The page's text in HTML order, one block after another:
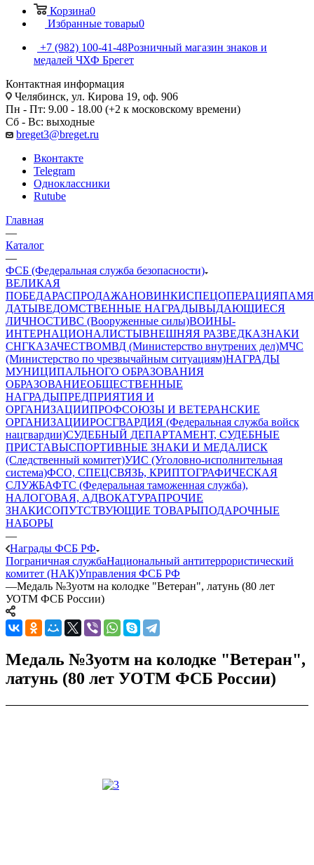
Корзина0
Избранные товары0
+7 (982) 100-41-48Розничный магазин знаков и
медалей ЧХФ Брегет
Контактная информация
Челябинск, ул. Кирова 19, оф. 906
Пн - Пт: 9.00 - 18.00 (+2 к московскому времени)
Сб - Вс: выходные
breget3@breget.ru
Вконтакте
Telegram
Одноклассники
Rutube
Главная
—
Каталог
—
ФСБ (Федеральная служба безопасности)
ВЕЛИКАЯ
ПОБЕДАРАСПРОДАЖАНОВИНКИСПЕЦОПЕРАЦИЯ
ДАТЫВЕДОМСТВЕННЫЕ НАГРАДЫВЫДАЮЩИЕСЯ
ЛИЧНОСТИВС (Вооруженные силы)ВОИНЫ-
ИНТЕРНАЦИОНАЛИСТЫВНЕШНЯЯ РАЗВЕДКАЗНАКИ
СНГКАЗАЧЕСТВОМВД (Министерство внутрених дел)МЧС
(Министерство по чрезвычайным ситуациям)НАГРАДЫ
МУНИЦИПАЛЬНОГО ОБРАЗОВАНИЯ
ОБРАЗОВАНИЕОБЩЕСТВЕННЫЕ
НАГРАДЫПРЕДПРИЯТИЯ И
ОРГАНИЗАЦИИПРОФСОЮЗЫ И ВЕТЕРАНСКИЕ
ОРГАНИЗАЦИИРОСГВАРДИЯ (Федеральная служба войск
нацгвардии)СУДЕБНЫЙ ДЕПАРТАМЕНТ, СУДЕБНЫЕ
ПРИСТАВЫСПОРТИВНЫЕ ЗНАКИ И МЕДАЛИСК
(Следственный комитет)УИС (Уголовно-исполнительная
система)ФСО, СПЕЦСВЯЗЬ, КРИПТОГРАФИЧЕСКАЯ
СЛУЖБАФТС (Федеральная таможенная служба),
НАЛОГОВАЯ, АДВОКАТУРАПРОЧИЕ
ЗНАКИСОПУТСТВУЮЩИЕ ТОВАРЫПОДАРОЧНЫЕ
НАБОРЫ
—
Награды ФСБ РФ
Пограничная службаНациональный антитеррористический
комитет (НАК)Управления ФСБ РФ
—Медаль №3уотм на колодке "Ветеран", латунь (80 лет
УОТМ ФСБ России)
Медаль №3уотм на колодке "Ветеран",
латунь (80 лет УОТМ ФСБ России)